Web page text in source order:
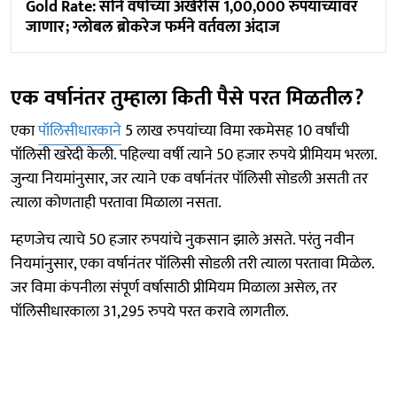
Gold Rate: सोने वर्षाच्या अखेरीस 1,00,000 रुपयांच्यावर
जाणार; ग्लोबल ब्रोकरेज फर्मने वर्तवला अंदाज
एक वर्षानंतर तुम्हाला किती पैसे परत मिळतील?
एकापॉलिसीधारकाने5 लाख रुपयांच्या विमा रकमेसह 10 वर्षांची
पॉलिसी खरेदी केली. पहिल्या वर्षी त्याने 50 हजार रुपये प्रीमियम भरला.
जुन्या नियमांनुसार, जर त्याने एक वर्षानंतर पॉलिसी सोडली असती तर
त्याला कोणताही परतावा मिळाला नसता.
म्हणजेच त्याचे 50 हजार रुपयांचे नुकसान झाले असते. परंतु नवीन
नियमांनुसार, एका वर्षानंतर पॉलिसी सोडली तरी त्याला परतावा मिळेल.
जर विमा कंपनीला संपूर्ण वर्षासाठी प्रीमियम मिळाला असेल, तर
पॉलिसीधारकाला 31,295 रुपये परत करावे लागतील.